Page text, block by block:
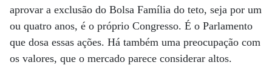
aprovar a exclusão do Bolsa Família do teto, seja por um
ou quatro anos, é o próprio Congresso. É o Parlamento
que dosa essas ações. Há também uma preocupação com
os valores, que o mercado parece considerar altos.